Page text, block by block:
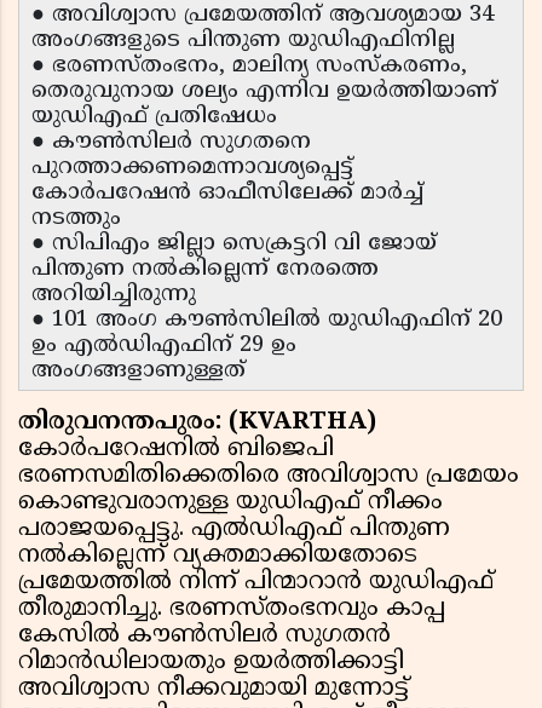
● അവിശ്വാസ പ്രമേയത്തിന് ആവശ്യമായ 34
അംഗങ്ങളുടെ പിന്തുണ യുഡിഎഫിനില്ല
● ഭരണസ്തംഭനം, മാലിന്യ സംസ്കരണം,
തെരുവുനായ ശല്യം എന്നിവ ഉയർത്തിയാണ്
യുഡിഎഫ് പ്രതിഷേധം
● കൗൺസിലർ സുഗതനെ
പുറത്താക്കണമെന്നാവശ്യപ്പെട്ട്
കോർപറേഷൻ ഓഫീസിലേക്ക് മാർച്ച്
നടത്തും
● സിപിഎം ജില്ലാ സെക്രട്ടറി വി ജോയ്
പിന്തുണ നൽകില്ലെന്ന് നേരത്തെ
അറിയിച്ചിരുന്നു
● 101 അംഗ കൗൺസിലിൽ യുഡിഎഫിന് 20
ഉം എൽഡിഎഫിന് 29 ഉം
അംഗങ്ങളാണുള്ളത്
തിരുവനന്തപുരം: (KVARTHA)
കോർപറേഷനിൽ ബിജെപി
ഭരണസമിതിക്കെതിരെ അവിശ്വാസ പ്രമേയം
കൊണ്ടുവരാനുള്ള യുഡിഎഫ് നീക്കം
പരാജയപ്പെട്ടു. എൽഡിഎഫ് പിന്തുണ
നൽകില്ലെന്ന് വ്യക്തമാക്കിയതോടെ
പ്രമേയത്തിൽ നിന്ന് പിന്മാറാൻ യുഡിഎഫ്
തീരുമാനിച്ചു. ഭരണസ്തംഭനവും കാപ്പ
കേസിൽ കൗൺസിലർ സുഗതൻ
റിമാൻഡിലായതും ഉയർത്തിക്കാട്ടി
അവിശ്വാസ നീക്കവുമായി മുന്നോട്ട്